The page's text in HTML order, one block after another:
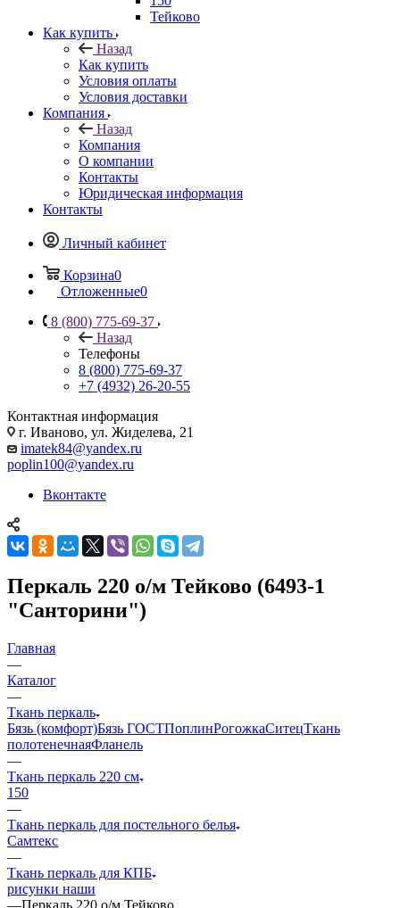
Тейково
Как купить
Назад
Как купить
Условия оплаты
Условия доставки
Компания
Назад
Компания
О компании
Контакты
Юридическая информация
Контакты
Личный кабинет
Корзина0
Отложенные0
8 (800) 775-69-37
Назад
Телефоны
8 (800) 775-69-37
+7 (4932) 26-20-55
Контактная информация
г. Иваново, ул. Жиделева, 21
imatek84@yandex.ru
poplin100@yandex.ru
Вконтакте
Перкаль 220 о/м Тейково (6493-1
"Санторини")
Главная
—
Каталог
—
Ткань перкаль
Бязь (комфорт)Бязь ГОСТПоплинРогожкаСитецТкань
полотенечнаяФланель
—
Ткань перкаль 220 см
150
—
Ткань перкаль для постельного белья
Самтекс
—
Ткань перкаль для КПБ
рисунки наши
—Перкаль 220 о/м Тейково